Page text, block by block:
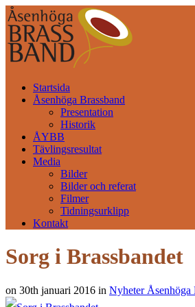
Startsida
Åsenhöga Brassband
Presentation
Historik
ÅYBB
Tävlingsresultat
Media
Bilder
Bilder och referat
Filmer
Tidningsurklipp
Kontakt
Sorg i Brassbandet
on 30th januari 2016 in Nyheter Åsenhöga